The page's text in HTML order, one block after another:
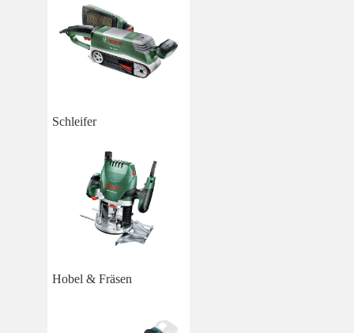
Schleifer
Hobel & Fräsen